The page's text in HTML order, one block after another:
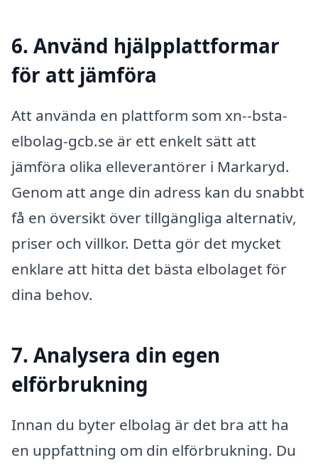
6. Använd hjälpplattformar
för att jämföra
Att använda en plattform som xn--bsta-
elbolag-gcb.se är ett enkelt sätt att
jämföra olika elleverantörer i Markaryd.
Genom att ange din adress kan du snabbt
få en översikt över tillgängliga alternativ,
priser och villkor. Detta gör det mycket
enklare att hitta det bästa elbolaget för
dina behov.
7. Analysera din egen
elförbrukning
Innan du byter elbolag är det bra att ha
en uppfattning om din elförbrukning. Du